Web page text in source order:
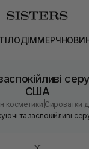
ТІЛОДІММЕРЧ
США
косметики |Сироватки
та заспокійливі